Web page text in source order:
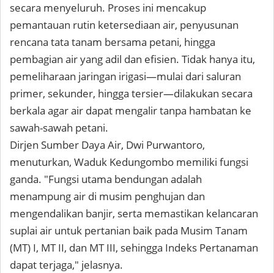
secara menyeluruh. Proses ini mencakup
pemantauan rutin ketersediaan air, penyusunan
rencana tata tanam bersama petani, hingga
pembagian air yang adil dan efisien. Tidak hanya itu,
pemeliharaan jaringan irigasi—mulai dari saluran
primer, sekunder, hingga tersier—dilakukan secara
berkala agar air dapat mengalir tanpa hambatan ke
sawah-sawah petani.
Dirjen Sumber Daya Air, Dwi Purwantoro,
menuturkan, Waduk Kedungombo memiliki fungsi
ganda. "Fungsi utama bendungan adalah
menampung air di musim penghujan dan
mengendalikan banjir, serta memastikan kelancaran
suplai air untuk pertanian baik pada Musim Tanam
(MT) I, MT II, dan MT III, sehingga Indeks Pertanaman
dapat terjaga," jelasnya.